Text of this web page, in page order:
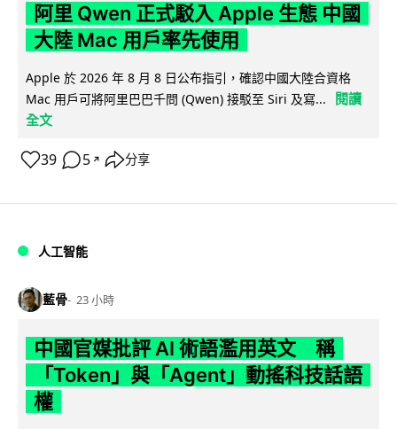
阿里 Qwen 正式駁入 Apple 生態 中國
大陸 Mac 用戶率先使用
Apple 於 2026 年 8 月 8 日公布指引，確認中國大陸合資格
Mac 用戶可將阿里巴巴千問 (Qwen) 接駁至 Siri 及寫...
閱讀
全文
39 5 ↗ 分享
人工智能
藍骨 23 小時
中國官媒批評 AI 術語濫用英文 稱
「Token」與「Agent」動搖科技話語
權